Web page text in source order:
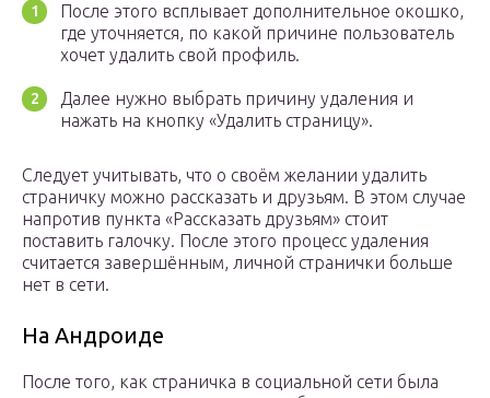
После этого всплывает дополнительное окошко,
где уточняется, по какой причине пользователь
хочет удалить свой профиль.
Далее нужно выбрать причину удаления и
нажать на кнопку «Удалить страницу».
Следует учитывать, что о своём желании удалить
страничку можно рассказать и друзьям. В этом случае
напротив пункта «Рассказать друзьям» стоит
поставить галочку. После этого процесс удаления
считается завершённым, личной странички больше
нет в сети.
На Андроиде
После того, как страничка в социальной сети была